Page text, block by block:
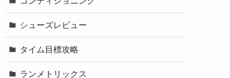
シューズレビュー
タイム目標攻略
ランメトリックス